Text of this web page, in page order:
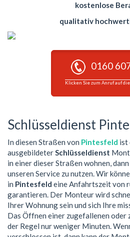
kostenlose
qualitativ
0160
Klicken Sie zum Anruf auf
Schlüsseldienst
In diesen Straßen von Pintesfeld ist
ausgebildeterSchlüsseldienst
in einer dieser Straßen wohnen,
unseren Service zu nutzen. Wir
in Pintesfeld eine Anfahrtszeit von
garantieren. Der Monteur wird
Ihrer Wohnung sein und sich Ihre
Das Öffnen einer zugefallenen oder
der Regel nur weniger Minuten.